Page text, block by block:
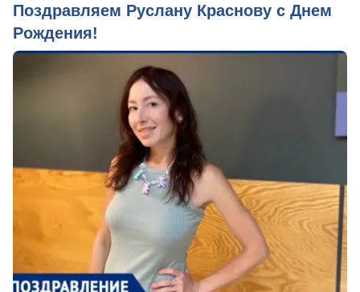
Поздравляем Руслану Краснову с Днем
Рождения!